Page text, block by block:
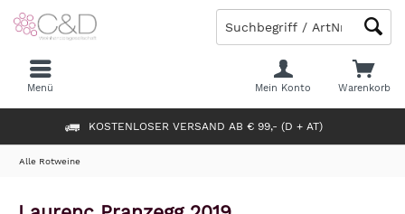
KOSTENLOSER VERSAND AB € 99,- (D + AT)
Warenkorb
Mein Konto
Menü
Alle Rotweine